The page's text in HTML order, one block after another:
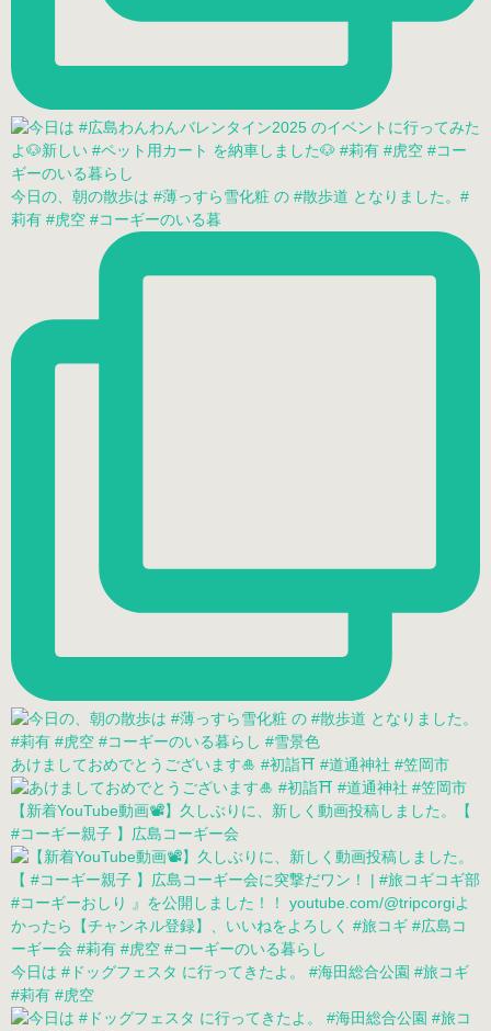
今日の、朝の散歩は #薄っすら雪化粧 の #散歩道 となりました。#
莉有 #虎空 #コーギーのいる暮
あけましておめでとうございます🎍 #初詣⛩ #道通神社 #笠岡市
【新着YouTube動画📽】久しぶりに、新しく動画投稿しました。【
#コーギー親子 】広島コーギー会
今日は #ドッグフェスタ に行ってきたよ。 #海田総合公園 #旅コギ
#莉有 #虎空